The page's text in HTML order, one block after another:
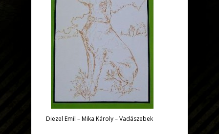
Diezel Emil – Mika Károly – Vadászebek